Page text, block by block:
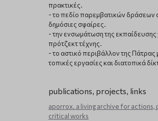
πρακτικές.
- το πεδίο παρεμβατικών δράσεων
δημόσιες σφαίρες.
- την ενσωμάτωση της εκπαίδευσης
πρότζεκτ τέχνης.
- το αστικό περιβάλλον της
τοπικές εργασίες και διατοπικά
publications, projects, links
aporrox. a living archive for actions,
critical works